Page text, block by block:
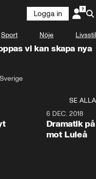
Logga in
Sport Nöje Livsstil
vi kan skapa nya
SE ALLA
6 DEC. 2018
Dramatik
mot Luleå